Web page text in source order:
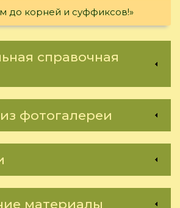
до корней и суффиксов!»
справочная
фотогалереи
материалы